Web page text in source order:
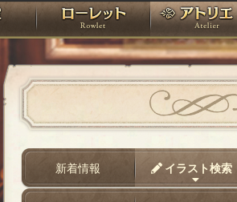
PandoraPartyProject
神殿 ローレット
新着情報 イラスト検索